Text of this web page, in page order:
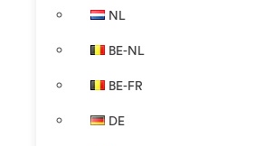
NL
BE-NL
BE-FR
DE